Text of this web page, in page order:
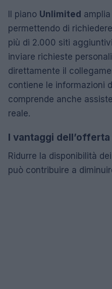
Il piano Unlimited
permettendo di
più di 2.000 siti
inviare richieste
direttamente il
contiene le informazioni
comprende anche
reale.
I vantaggi
Ridurre la disponibilità
può contribuire a